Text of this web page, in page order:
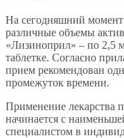
На сегодняшний момент
различные объемы
«Лизиноприл» – по 2,5
таблетке. Согласно
прием рекомендован
промежуток времени.
Применение лекарства
начинается с
специалистом в